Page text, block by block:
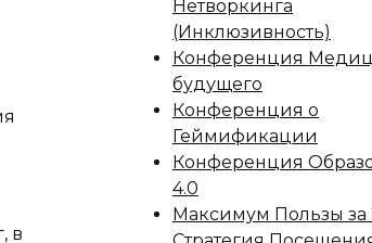
в
Нетворкинга
(Инклюзивность)
Конференция
будущего
Конференция о
Геймификации
Конференция
4.0
Максимум Пользы за